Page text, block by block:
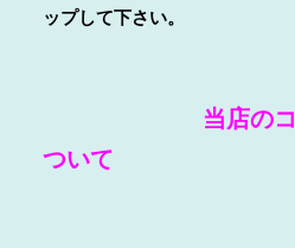
ップして下さい。
当店のコ
ついて